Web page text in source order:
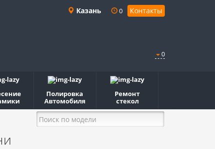
Казань 0 Контакты
0
Полировка
Автомобиля
Ремонт
стекол